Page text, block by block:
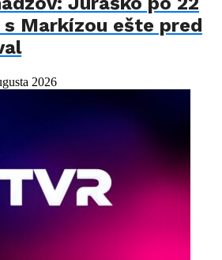
Markízou ešte pred
2026